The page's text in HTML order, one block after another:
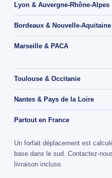
Lyon & Auvergne-Rhône-Alpes
Bordeaux & Nouvelle-Aquitaine
Marseille & PACA
Toulouse & Occitanie
Nantes & Pays de la Loire
Partout en France
Un forfait déplacement est
base dans le sud. Contactez-
livraison incluse.